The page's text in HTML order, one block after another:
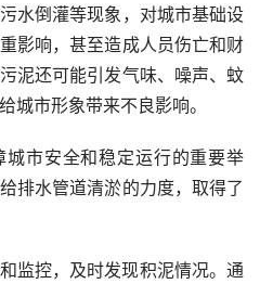
水倒灌等现象，对城市基础设
影响，甚至造成人员伤亡和财
泥还可能引发气味、噪声、蚊
城市形象带来不良影响。
市安全和稳定运行的重要举
排水管道清淤的力度，取得了
监控，及时发现积泥情况。通